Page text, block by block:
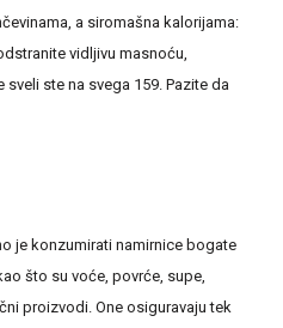
a siromašna kalorijama:
vidljivu masnoću,
ste na svega 159. Pazite da
je konzumirati namirnice bogate
što su voće, povrće, supe,
proizvodi. One osiguravaju tek